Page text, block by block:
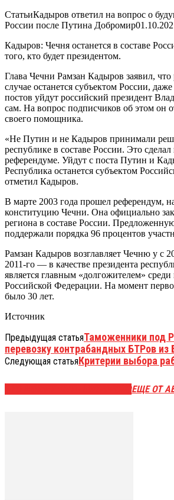
СтатьиКадыров ответил на вопрос о
России после Путина Добромир
Кадыров: Чечня останется в составе
того, кто будет президентом.
Глава Чечни Рамзан Кадыров заявил,
случае останется субъектом России,
постов уйдут российский президент
сам. На вопрос подписчиков об этом он
своего помощника.
«Не Путин и не Кадыров принимали
республике в составе России. Это сделал
референдуме. Уйдут с поста Путин и
Республика останется субъектом
отметил Кадыров.
В марте 2003 года прошел референдум,
конституцию Чечни. Она официально
региона в составе России.
поддержали порядка 96 процентов
Рамзан Кадыров возглавляет Чечню у с
2011-го — в качестве президента
является главным «долгожителем» среди
Российской Федерации. На момент
было 30 лет.
Источник
Предыдущая статьяТаможенники под
перевозку контрабандных БТРов из
Следующая статьяКритерии выбора
ЕЩЕ ОТ